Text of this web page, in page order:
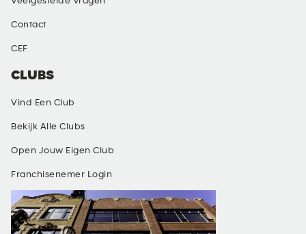
CLUBS
Vind Een Club
Bekijk Alle Clubs
Open Jouw Eigen Club
Franchisenemer Login
Contact
CEF